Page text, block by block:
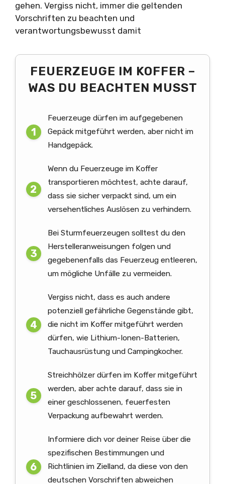
gehen. Vergiss nicht, immer die geltenden
Vorschriften zu beachten und
verantwortungsbewusst damit
FEUERZEUGE IM KOFFER –
WAS DU BEACHTEN MUSST
Feuerzeuge dürfen im aufgegebenen
Gepäck mitgeführt werden, aber nicht im
Handgepäck.
Wenn du Feuerzeuge im Koffer
transportieren möchtest, achte darauf,
dass sie sicher verpackt sind, um ein
versehentliches Auslösen zu verhindern.
Bei Sturmfeuerzeugen solltest du den
Herstelleranweisungen folgen und
gegebenenfalls das Feuerzeug entleeren,
um mögliche Unfälle zu vermeiden.
Vergiss nicht, dass es auch andere
potenziell gefährliche Gegenstände gibt,
die nicht im Koffer mitgeführt werden
dürfen, wie Lithium-Ionen-Batterien,
Tauchausrüstung und Campingkocher.
Streichhölzer dürfen im Koffer mitgeführt
werden, aber achte darauf, dass sie in
einer geschlossenen, feuerfesten
Verpackung aufbewahrt werden.
Informiere dich vor deiner Reise über die
spezifischen Bestimmungen und
Richtlinien im Zielland, da diese von den
deutschen Vorschriften abweichen